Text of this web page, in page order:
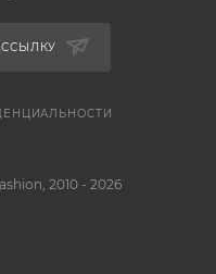
2010 - 2026